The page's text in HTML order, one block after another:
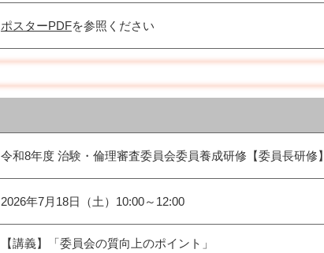
ポスターPDFを参照ください
令和8年度 治験・倫理審査委員会委員養成研修【委員長研修】
2026年7月18日（土）10:00～12:00
【講義】「委員会の質向上のポイント」